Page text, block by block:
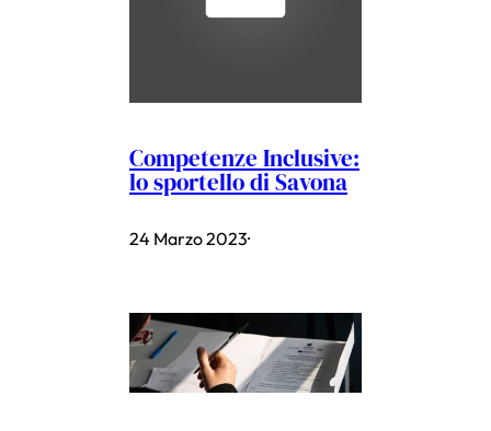
Competenze Inclusive:
lo sportello di Savona
24 Marzo 2023·